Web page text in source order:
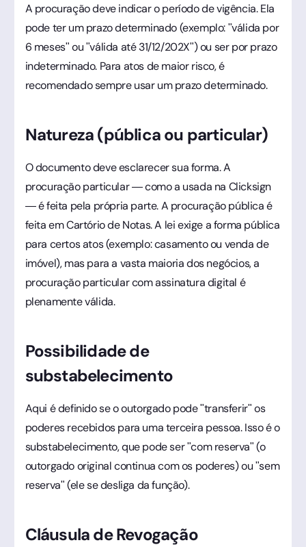
A procuração deve indicar o período de vigência. Ela
pode ter um prazo determinado (exemplo: "válida por
6 meses" ou "válida até 31/12/202X") ou ser por prazo
indeterminado. Para atos de maior risco, é
recomendado sempre usar um prazo determinado.
Natureza (pública ou particular)
O documento deve esclarecer sua forma. A
procuração particular — como a usada na Clicksign
— é feita pela própria parte. A procuração pública é
feita em Cartório de Notas. A lei exige a forma pública
para certos atos (exemplo: casamento ou venda de
imóvel), mas para a vasta maioria dos negócios, a
procuração particular com assinatura digital é
plenamente válida.
Possibilidade de
substabelecimento
Aqui é definido se o outorgado pode "transferir" os
poderes recebidos para uma terceira pessoa. Isso é o
substabelecimento, que pode ser "com reserva" (o
outorgado original continua com os poderes) ou "sem
reserva" (ele se desliga da função).
Cláusula de Revogação